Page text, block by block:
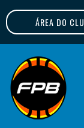
ÁREA DO
FPB